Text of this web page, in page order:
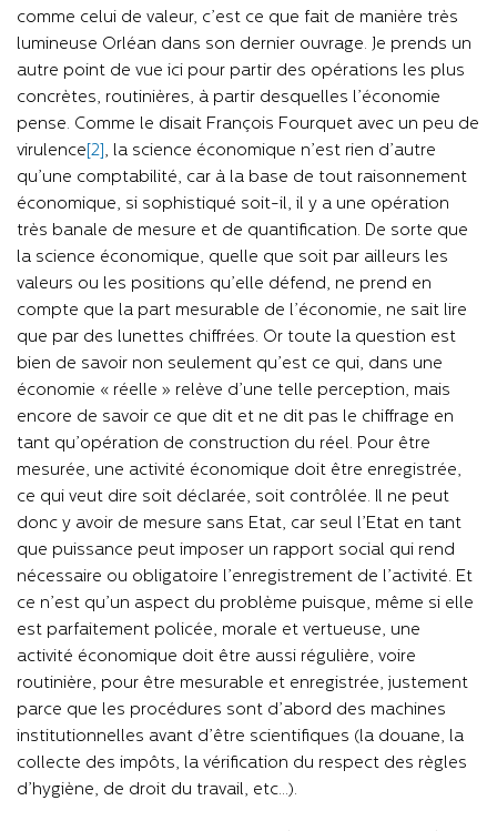
comme celui de valeur, c’est ce que fait de manière très
lumineuse Orléan dans son dernier ouvrage. Je prends un
autre point de vue ici pour partir des opérations les plus
concrètes, routinières, à partir desquelles l’économie
pense. Comme le disait François Fourquet avec un peu de
virulence [2] , la science économique n’est rien d’autre
qu’une comptabilité, car à la base de tout raisonnement
économique, si sophistiqué soit-il, il y a une opération
très banale de mesure et de quantification. De sorte que
la science économique, quelle que soit par ailleurs les
valeurs ou les positions qu’elle défend, ne prend en
compte que la part mesurable de l’économie, ne sait lire
que par des lunettes chiffrées. Or toute la question est
bien de savoir non seulement qu’est ce qui, dans une
économie « réelle » relève d’une telle perception, mais
encore de savoir ce que dit et ne dit pas le chiffrage en
tant qu’opération de construction du réel. Pour être
mesurée, une activité économique doit être enregistrée,
ce qui veut dire soit déclarée, soit contrôlée. Il ne peut
donc y avoir de mesure sans Etat, car seul l’Etat en tant
que puissance peut imposer un rapport social qui rend
nécessaire ou obligatoire l’enregistrement de l’activité. Et
ce n’est qu’un aspect du problème puisque, même si elle
est parfaitement policée, morale et vertueuse, une
activité économique doit être aussi régulière, voire
routinière, pour être mesurable et enregistrée, justement
parce que les procédures sont d’abord des machines
institutionnelles avant d’être scientifiques (la douane, la
collecte des impôts, la vérification du respect des règles
d’hygiène, de droit du travail, etc…).